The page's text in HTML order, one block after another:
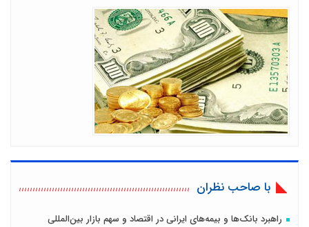
با صاحب نظران
راهبرد بانک‌ها و بیمه‌های ایرانی در اقتصاد و سهم بازار بین‌المللی